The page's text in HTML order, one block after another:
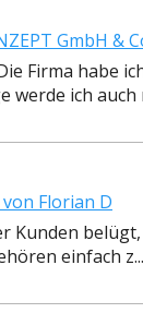
GmbH &
Firma habe
ich auch
Florian D
Kunden
einfach z...